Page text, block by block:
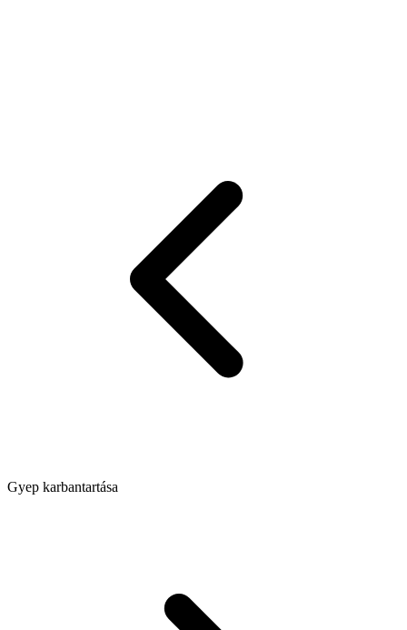
Gyep karbantartása